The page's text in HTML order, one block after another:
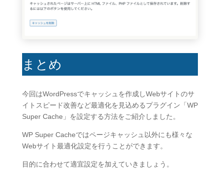
まとめ
今回はWordPressでキャッシュを作成しWebサイトのサ
イトスピード改善など最適化を見込めるプラグイン「WP
Super Cache」を設定する方法をご紹介しました。
WP Super Cacheではページキャッシュ以外にも様々な
Webサイト最適化設定を行うことができます。
目的に合わせて適宜設定を加えていきましょう。